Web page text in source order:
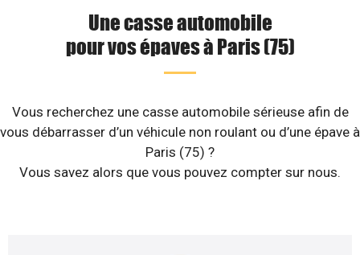
Une casse automobile
pour vos épaves à Paris (75)
Vous recherchez une casse automobile sérieuse afin de
vous débarrasser d’un véhicule non roulant ou d’une épave à
Paris (75) ?
Vous savez alors que vous pouvez compter sur nous.